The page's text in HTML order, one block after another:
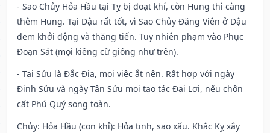
- Sao Chủy Hỏa Hầu tại Tỵ bị đoạt khí, còn Hung thì càng
thêm Hung. Tại Dậu rất tốt, vì Sao Chủy Đăng Viên ở Dậu
đem khởi động và thăng tiến. Tuy nhiên phạm vào Phục
Đoạn Sát (mọi kiêng cữ giống như trên).
- Tại Sửu là Đắc Địa, mọi việc ắt nên. Rất hợp với ngày
Đinh Sửu và ngày Tân Sửu mọi tạo tác Đại Lợi, nếu chôn
cất Phú Quý song toàn.
Chủy: Hỏa Hầu (con khỉ): Hỏa tinh, sao xấu. Khắc Kỵ xây